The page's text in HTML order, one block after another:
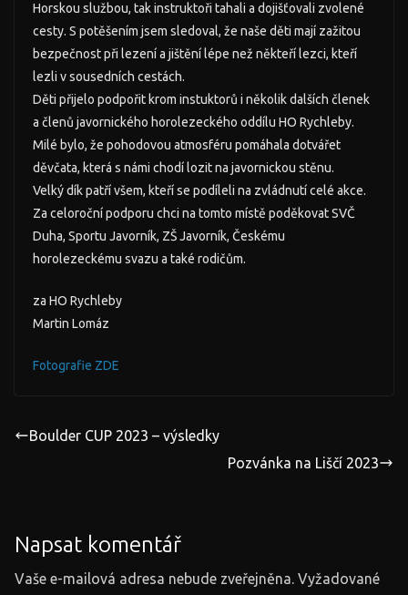
Horskou službou, tak instruktoři tahali a dojišťovali zvolené
cesty. S potěšením jsem sledoval, že naše děti mají zažitou
bezpečnost při lezení a jištění lépe než někteří lezci, kteří
lezli v sousedních cestách.
Děti přijelo podpořit krom instuktorů i několik dalších členek
a členů javornického horolezeckého oddílu HO Rychleby.
Milé bylo, že pohodovou atmosféru pomáhala dotvářet
děvčata, která s námi chodí lozit na javornickou stěnu.
Velký dík patří všem, kteří se podíleli na zvládnutí celé akce.
Za celoroční podporu chci na tomto místě poděkovat SVČ
Duha, Sportu Javorník, ZŠ Javorník, Českému
horolezeckému svazu a také rodičům.
za HO Rychleby
Martin Lomáz
Fotografie ZDE
Boulder CUP 2023 – výsledky
Pozvánka na Liščí 2023
Napsat komentář
Vaše e-mailová adresa nebude zveřejněna. Vyžadované